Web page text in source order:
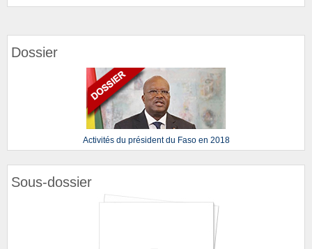
Dossier
Activités du président du Faso en 2018
Sous-dossier